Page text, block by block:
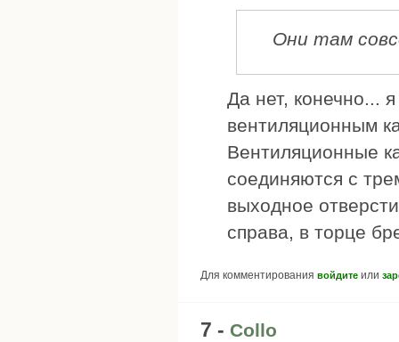
Они там
Да нет, конечно...
вентиляционным
Вентиляционные
соединяются с
выходное
справа, в торце
Для комментирования войдите или
7 - Collo